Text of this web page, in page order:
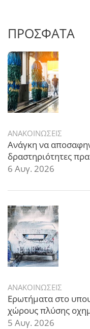
ΠΡΟΣΦΑΤΑ
ΑΝΑΚΟΙΝΩΣΕΙΣ
Ανάγκη να
δραστηριότητες
6 Αυγ. 2026
ΑΝΑΚΟΙΝΩΣΕΙΣ
Ερωτήματα στο
χώρους πλύσης
5 Αυγ. 2026